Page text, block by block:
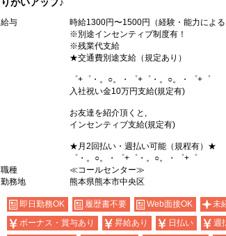
給与
時給1300円〜1500円（経験・能力による
※別途インセンティブ制度有！
※残業代支給
★交通費別途支給（規定あり）
゜+゜・。○。・゜+゜・。○。・゜+゜
入社祝い金10万円支給(規定有)
お友達を紹介頂くと,
インセンティブ支給(規定有)
★月2回払い・週払い可能（規程有）★
゜・。○。・゜+゜・。○。・゜+゜
職種
≪コールセンター≫
勤務地
熊本県熊本市中央区
即日勤務OK 履歴書不要 Web面接OK 未
ボーナス・賞与あり
昇給あり 日払い 週